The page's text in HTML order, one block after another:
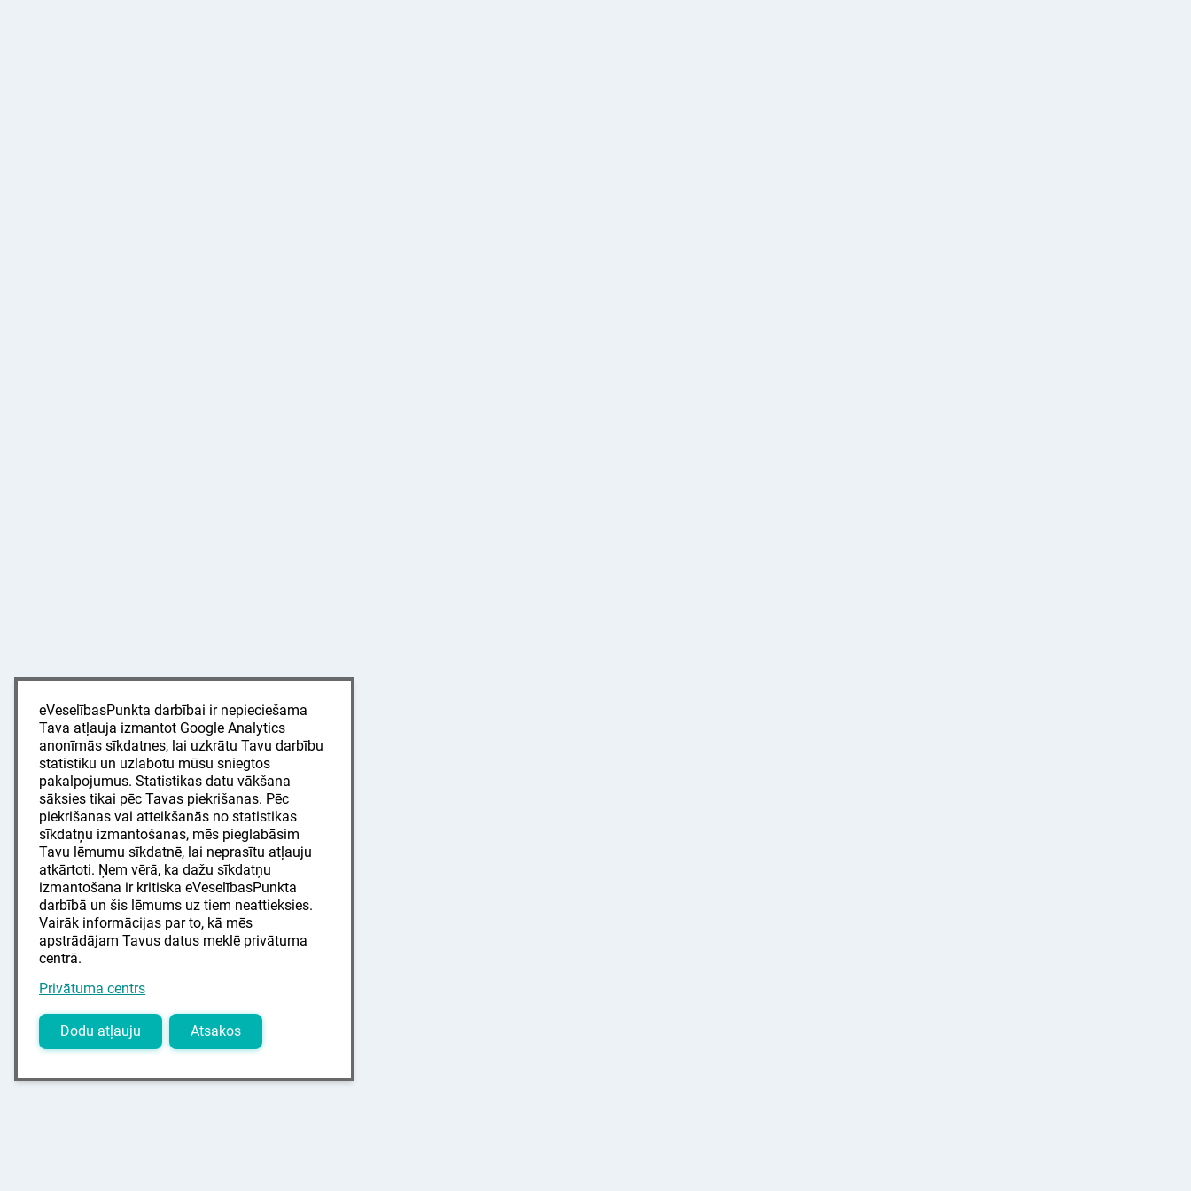
eVeselībasPunkta darbībai ir nepieciešama
Tava atļauja izmantot Google Analytics
anonīmās sīkdatnes, lai uzkrātu Tavu darbību
statistiku un uzlabotu mūsu sniegtos
pakalpojumus. Statistikas datu vākšana
sāksies tikai pēc Tavas piekrišanas. Pēc
piekrišanas vai atteikšanās no statistikas
sīkdatņu izmantošanas, mēs pieglabāsim
Tavu lēmumu sīkdatnē, lai neprasītu atļauju
atkārtoti. Ņem vērā, ka dažu sīkdatņu
izmantošana ir kritiska eVeselībasPunkta
darbībā un šis lēmums uz tiem neattieksies.
Vairāk informācijas par to, kā mēs
apstrādājam Tavus datus meklē privātuma
centrā.
Privātuma centrs
Dodu atļauju Atsakos